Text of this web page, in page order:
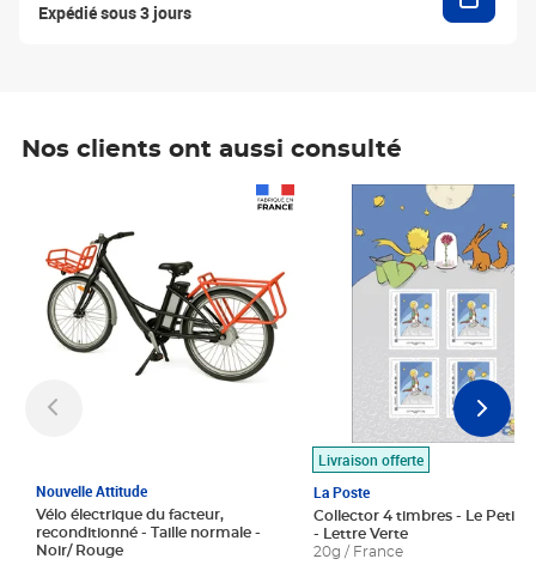
Expédié sous 3 jours
Nos clients ont aussi consulté
Nouvelle Attitude
Vélo électrique du facteur,
reconditionné - Taille normale -
Noir/ Rouge
Livraison offerte
La Poste
Collector 4 timbres - Le Petit
- Lettre Verte
20g / France
Prix 7,50€